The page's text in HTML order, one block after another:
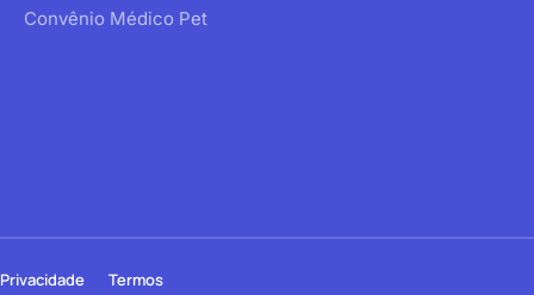
Convênio Médico Pet
Privacidade Termos